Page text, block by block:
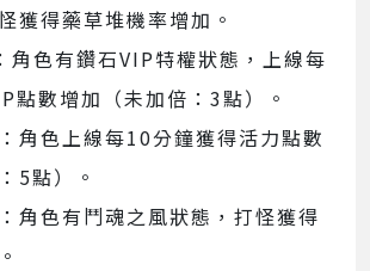
獲得藥草堆機率增加。
角色有鑽石VIP特權狀態，上線每
點數增加（未加倍：3點）。
角色上線每10分鐘獲得活力點數
5點）。
角色有鬥魂之風狀態，打怪獲得